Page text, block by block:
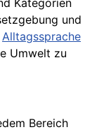
Kategorien
und
Alltagssprache
Umwelt zu
Bereich